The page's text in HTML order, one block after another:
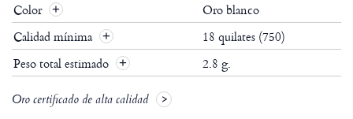
Color
Oro blanco
Calidad mínima
18 quilates (750)
Peso total estimado
2.8 g.
Oro certificado de alta calidad